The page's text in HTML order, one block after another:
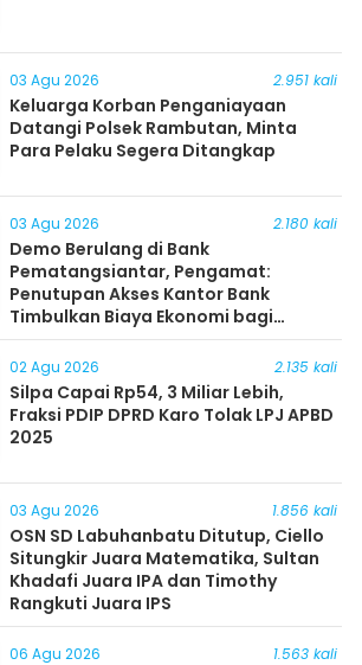
03 Agu 2026 2.951 kali
Keluarga Korban Penganiayaan
Datangi Polsek Rambutan, Minta
Para Pelaku Segera Ditangkap
03 Agu 2026 2.180 kali
Demo Berulang di Bank
Pematangsiantar, Pengamat:
Penutupan Akses Kantor Bank
Timbulkan Biaya Ekonomi bagi
Masyarakat
02 Agu 2026 2.135 kali
Silpa Capai Rp54, 3 Miliar Lebih,
Fraksi PDIP DPRD Karo Tolak LPJ APBD
2025
03 Agu 2026 1.856 kali
OSN SD Labuhanbatu Ditutup, Ciello
Situngkir Juara Matematika, Sultan
Khadafi Juara IPA dan Timothy
Rangkuti Juara IPS
06 Agu 2026 1.563 kali